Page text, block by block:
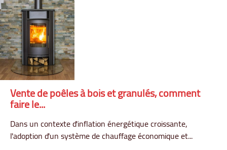
Vente de poêles à bois et granulés, comment
faire le...
Dans un contexte d'inflation énergétique croissante,
l'adoption d'un système de chauffage économique et...